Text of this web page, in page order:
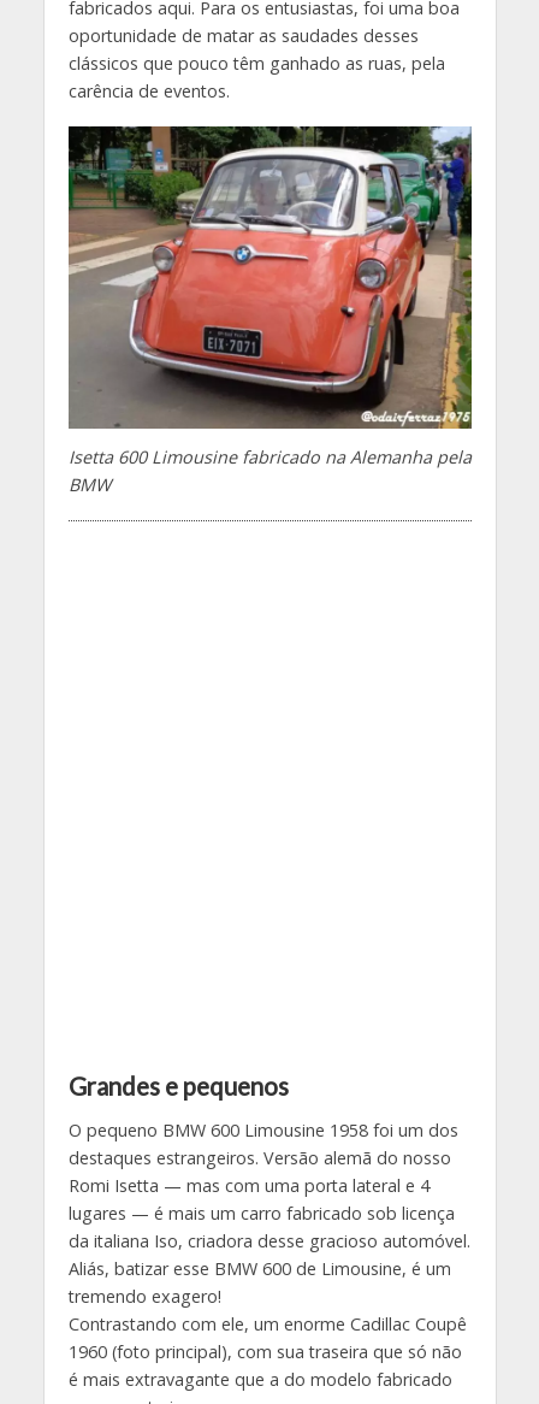
fabricados aqui. Para os entusiastas, foi uma boa
oportunidade de matar as saudades desses
clássicos que pouco têm ganhado as ruas, pela
carência de eventos.
Isetta 600 Limousine fabricado na Alemanha pela
BMW
Grandes e pequenos
O pequeno BMW 600 Limousine 1958 foi um dos
destaques estrangeiros. Versão alemã do nosso
Romi Isetta — mas com uma porta lateral e 4
lugares — é mais um carro fabricado sob licença
da italiana Iso, criadora desse gracioso automóvel.
Aliás, batizar esse BMW 600 de Limousine, é um
tremendo exagero!
Contrastando com ele, um enorme Cadillac Coupê
1960 (foto principal), com sua traseira que só não
é mais extravagante que a do modelo fabricado